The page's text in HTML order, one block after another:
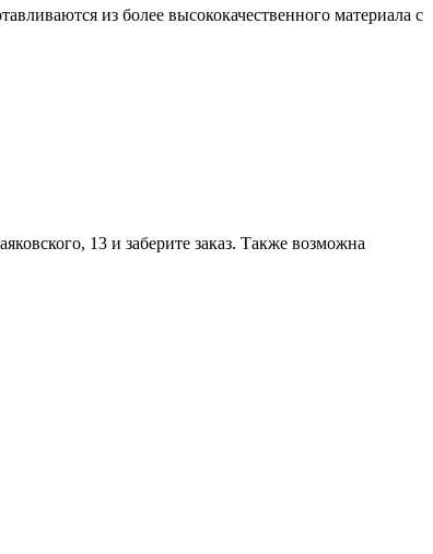
из более высококачественного материала с
13 и заберите заказ. Также возможна